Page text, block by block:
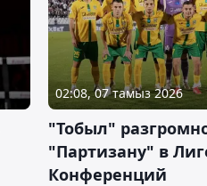
02:08, 07 тамыз 2026
"Тобыл"
"Партизану" в
Конференций